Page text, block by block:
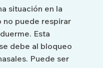
situación en la
puede respirar
Esta
debe al bloqueo
Puede ser